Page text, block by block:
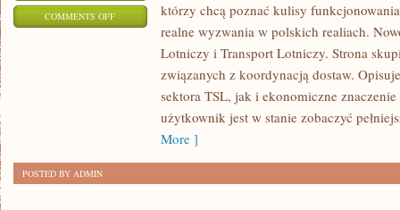
COMMENTS OFFON
REGULACJE
którzy chcą poznać kulisy
realne wyzwania w polskich realiach.
Lotniczy i Transport Lotniczy. Strona
związanych z koordynacją dostaw.
sektora TSL, jak i ekonomiczne
użytkownik jest w stanie zobaczyć
More ]
POSTED BY ADMIN